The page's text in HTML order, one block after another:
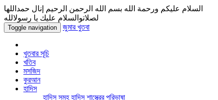
السلام عليكم ورحمة الله بسم الله الرحمن الرحيم إنال حمداللها
لصلاتوالسلام عليك يا رسولالله
Toggle navigation জুমার খুতবা
খুতবার সূচি
খতিব
মসজিদ
কুরআন
হাদিস
হাদিস সমুহহাদিস শাস্ত্রের পরিভাষা